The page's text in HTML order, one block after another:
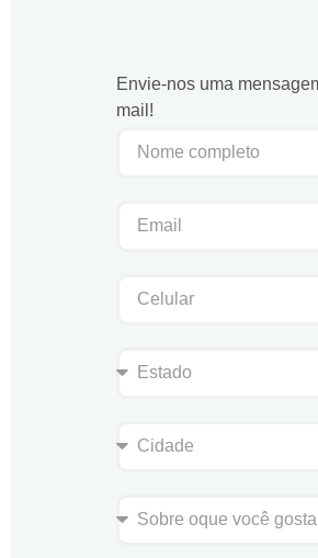
Envie-nos uma
mail!